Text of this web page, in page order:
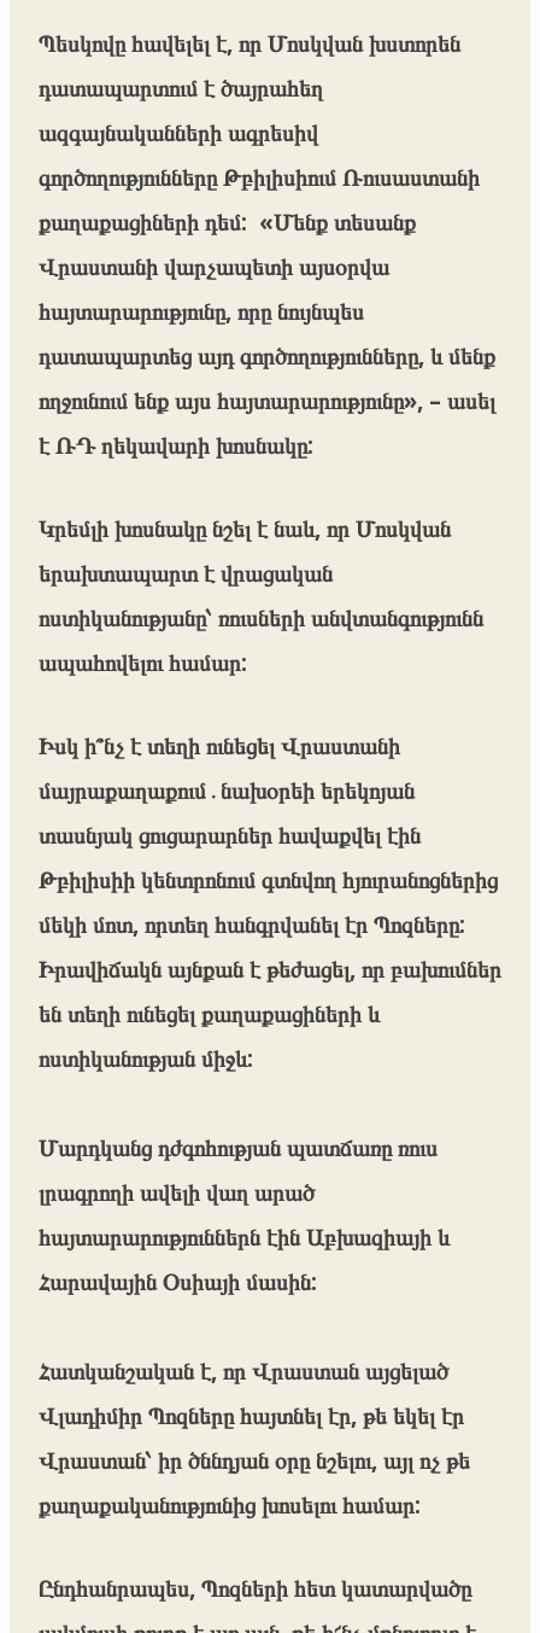
Պեսկովը հավելել է, որ Մոսկվան խստորեն
դատապարտում է ծայրահեղ
ազգայնականների ագրեսիվ
գործողությունները Թբիլիսիում Ռուսաստանի
քաղաքացիների դեմ: «Մենք տեսանք
Վրաստանի վարչապետի այսօրվա
հայտարարությունը, որը նույնպես
դատապարտեց այդ գործողությունները, և մենք
ողջունում ենք այս հայտարարությունը», – ասել
է ՌԴ ղեկավարի խոսնակը:
Կրեմլի խոսնակը նշել է նաև, որ Մոսկվան
երախտապարտ է վրացական
ոստիկանությանը՝ ռուսների անվտանգությունն
ապահովելու համար:
Իսկ ի՞նչ է տեղի ունեցել Վրաստանի
մայրաքաղաքում․նախօրեի երեկոյան
տասնյակ ցուցարարներ հավաքվել էին
Թբիլիսիի կենտրոնում գտնվող հյուրանոցներից
մեկի մոտ, որտեղ հանգրվանել էր Պոզները:
Իրավիճակն այնքան է թեժացել, որ բախումներ
են տեղի ունեցել քաղաքացիների և
ոստիկանության միջև:
Մարդկանց դժգոհության պատճառը ռուս
լրագրողի ավելի վաղ արած
հայտարարություններն էին Աբխազիայի և
Հարավային Օսիայի մասին:
Հատկանշական է, որ Վրաստան այցելած
Վլադիմիր Պոզները հայտնել էր, թե եկել էր
Վրաստան՝ իր ծննդյան օրը նշելու, այլ ոչ թե
քաղաքականությունից խոսելու համար:
Ընդհանրապես, Պոզների հետ կատարվածը